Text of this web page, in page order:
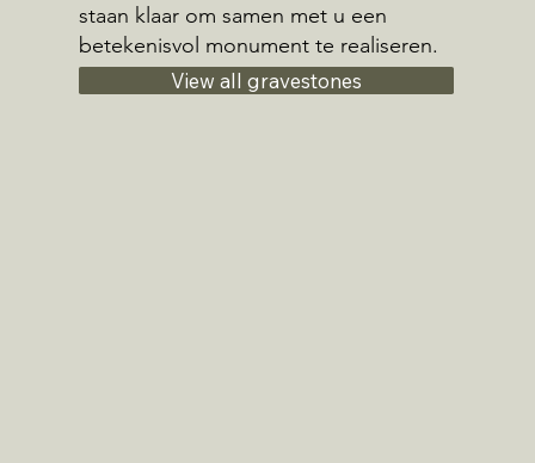
staan klaar om samen met u een
betekenisvol monument te realiseren.
View all gravestones